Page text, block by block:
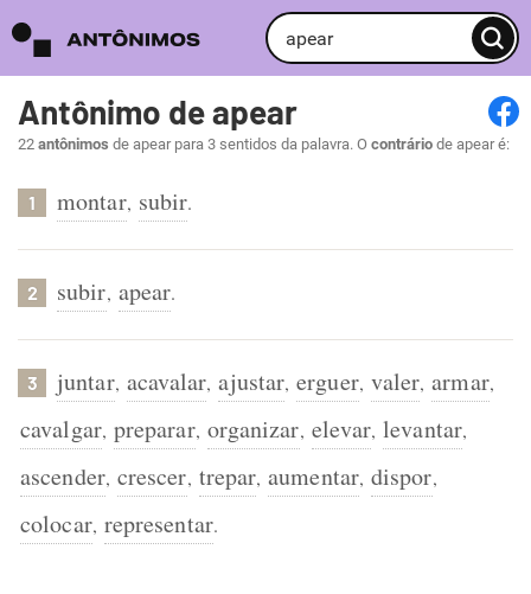
Antônimo de apear
22 antônimos de apear para 3 sentidos da palavra. O contrário de apear é:
1 montar, subir.
2 subir, apear.
3 juntar, acavalar, ajustar, erguer, valer, armar,
cavalgar, preparar, organizar, elevar, levantar,
ascender, crescer, trepar, aumentar, dispor,
colocar, representar.